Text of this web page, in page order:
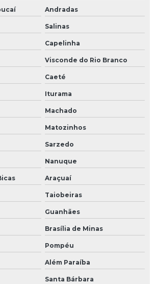
de automação industrial
em es
Andradas
Salinas
Capelinha
Visconde do Rio Branco
Caeté
Iturama
Machado
Matozinhos
Sarzedo
Nanuque
Araçuaí
Taiobeiras
Guanhães
Brasília de Minas
Pompéu
Além Paraíba
Santa Bárbara